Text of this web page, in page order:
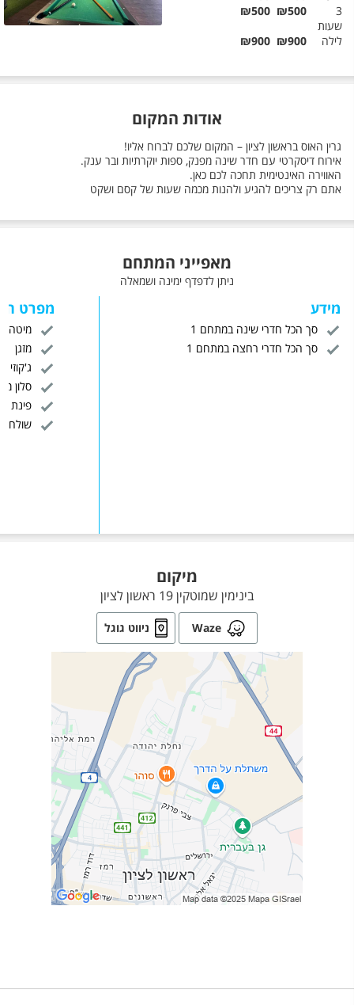
3
שעות
₪500
₪500
לילה
₪900
₪900
אודות המקום
גרין האוס בראשון לציון – המקום שלכם לברוח אליו!
אירוח דיסקרטי עם חדר שינה מפנק, ספות יוקרתיות ובר ענק.
האווירה האינטימית תחכה לכם כאן.
אתם רק צריכים להגיע ולהנות מכמה שעות של קסם ושקט
מאפייני המתחם
ניתן לדפדף ימינה ושמאלה
מידע
סך הכל חדרי שינה במתחם 1
סך הכל חדרי רחצה במתחם 1
מפרט
מיטה
מזגן
ג'קוזי
סלון
פינת
שולחן
מיקום
בינימין שמוטקין 19 ראשון לציון
Waze ניווט גוגל